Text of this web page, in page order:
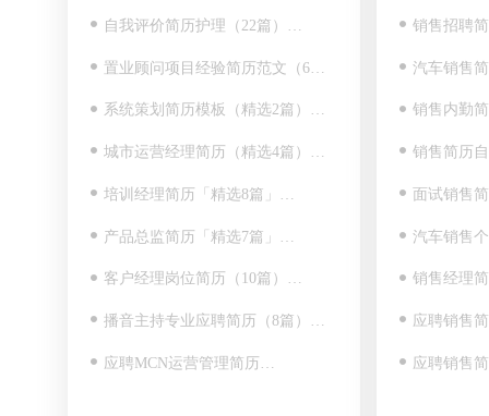
自我评价简历护理（22篇）…
系统策划简历模板（精选2篇）…
城市运营经理简历（精选4篇）…
培训经理简历「精选8篇」…
产品总监简历「精选7篇」…
客户经理岗位简历（10篇）…
播音主持专业应聘简历（8篇）…
应聘MCN运营管理简历…
销售招聘
汽车销售
销售内勤
销售简历
面试销售
汽车销售
销售经理
应聘销售